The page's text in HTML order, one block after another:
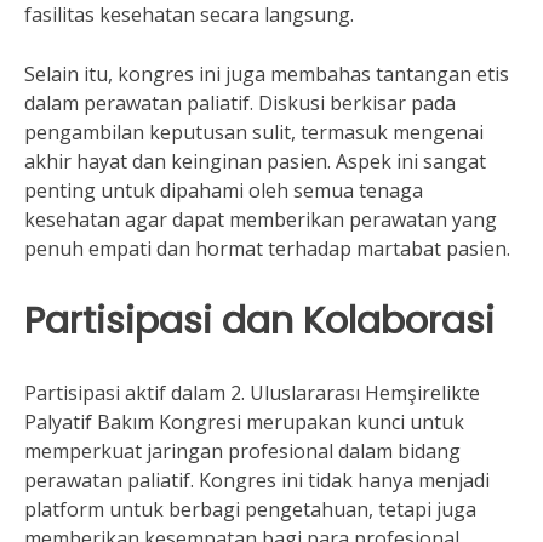
fasilitas kesehatan secara langsung.
Selain itu, kongres ini juga membahas tantangan etis
dalam perawatan paliatif. Diskusi berkisar pada
pengambilan keputusan sulit, termasuk mengenai
akhir hayat dan keinginan pasien. Aspek ini sangat
penting untuk dipahami oleh semua tenaga
kesehatan agar dapat memberikan perawatan yang
penuh empati dan hormat terhadap martabat pasien.
Partisipasi dan Kolaborasi
Partisipasi aktif dalam 2. Uluslararası Hemşirelikte
Palyatif Bakım Kongresi merupakan kunci untuk
memperkuat jaringan profesional dalam bidang
perawatan paliatif. Kongres ini tidak hanya menjadi
platform untuk berbagi pengetahuan, tetapi juga